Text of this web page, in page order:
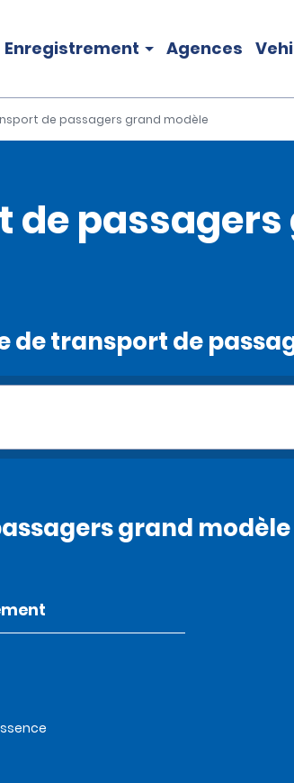
Enregistrement Agences
de passagers grand modèle
de transport de
grand modèle